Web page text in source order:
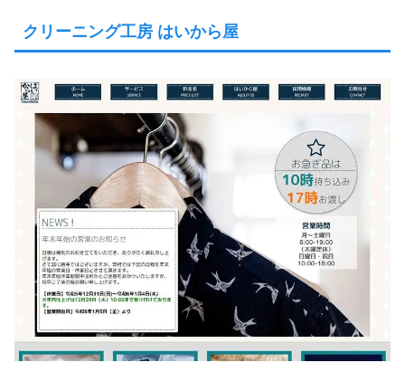
クリーニング工房 はいから屋